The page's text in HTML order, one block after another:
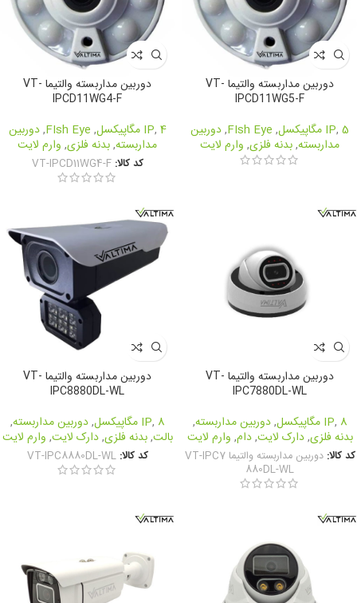
دوربین مداربسته والتیما VT-
IPCD11WG5-F
IP, 5 مگاپیکسل ,
FIsh Eye
,دوربین
مداربسته,بدنه فلزی, وارم لایت
دوربین مداربسته والتیما VT-
IPCD11WG4-F
IP, 4 مگاپیکسل ,
FIsh Eye
,دوربین
مداربسته,بدنه فلزی, وارم لایت
کد کالا:VT-IPCD11WG4-F
دوربین مداربسته والتیما VT-
IPC7880DL-WL
IP, 8 مگاپیکسل ,دوربین مداربسته,
بدنه فلزی,دارک لایت,دام, وارم لایت
کد کالا:
دوربین مداربسته والتیما VT-IPC7
880DL-WL
دوربین مداربسته والتیما VT-
IPC8880DL-WL
IP, 8 مگاپیکسل ,دوربین مداربسته,
بالت,بدنه فلزی,دارک لایت, وارم لایت
کد کالا:VT-IPC8880DL-WL